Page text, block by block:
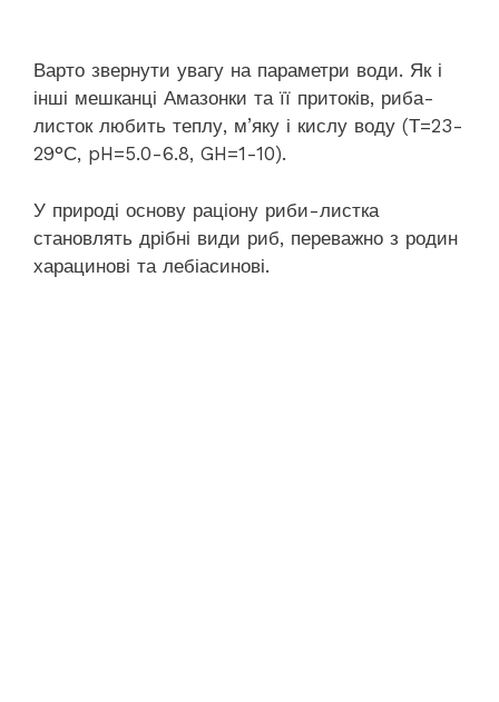
Варто звернути увагу на параметри води. Як і
інші мешканці Амазонки та її притоків, риба-
листок любить теплу, м’яку і кислу воду (Т=23-
29°С, pH=5.0-6.8, GH=1-10).
У природі основу раціону риби-листка
становлять дрібні види риб, переважно з родин
харацинові та лебіасинові.